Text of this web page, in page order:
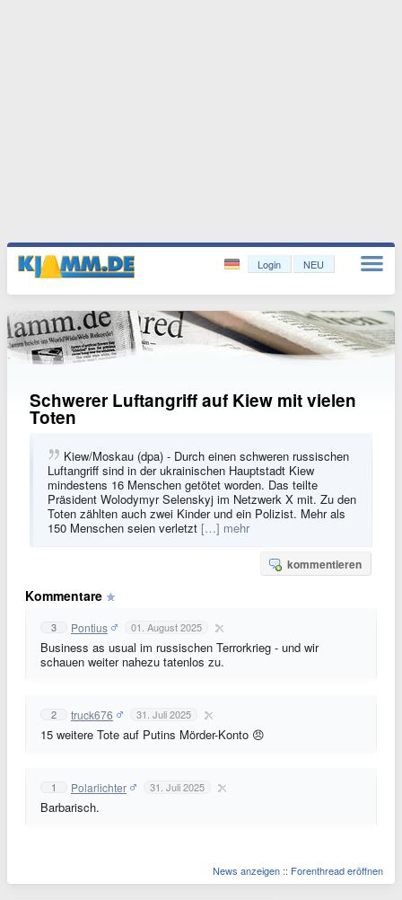
Login NEU
Schwerer Luftangriff auf Kiew mit vielen
Toten
Kiew/Moskau (dpa) - Durch einen schweren russischen
Luftangriff sind in der ukrainischen Hauptstadt Kiew
mindestens 16 Menschen getötet worden. Das teilte
Präsident Wolodymyr Selenskyj im Netzwerk X mit. Zu den
Toten zählten auch zwei Kinder und ein Polizist. Mehr als
150 Menschen seien verletzt […] mehr
kommentieren
Kommentare
3 Pontius 01. August 2025
Business as usual im russischen Terrorkrieg - und wir
schauen weiter nahezu tatenlos zu.
2 truck676 31. Juli 2025
15 weitere Tote auf Putins Mörder-Konto 😠
1 Polarlichter 31. Juli 2025
Barbarisch.
News anzeigen :: Forenthread eröffnen